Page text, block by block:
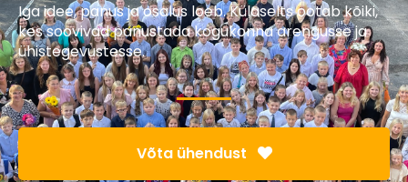
Iga idee, panus ja osalus loeb. Külaselts ootab kõiki,
kes soovivad panustada kogukonna arengusse ja
ühistegevustesse.
Võta ühendust